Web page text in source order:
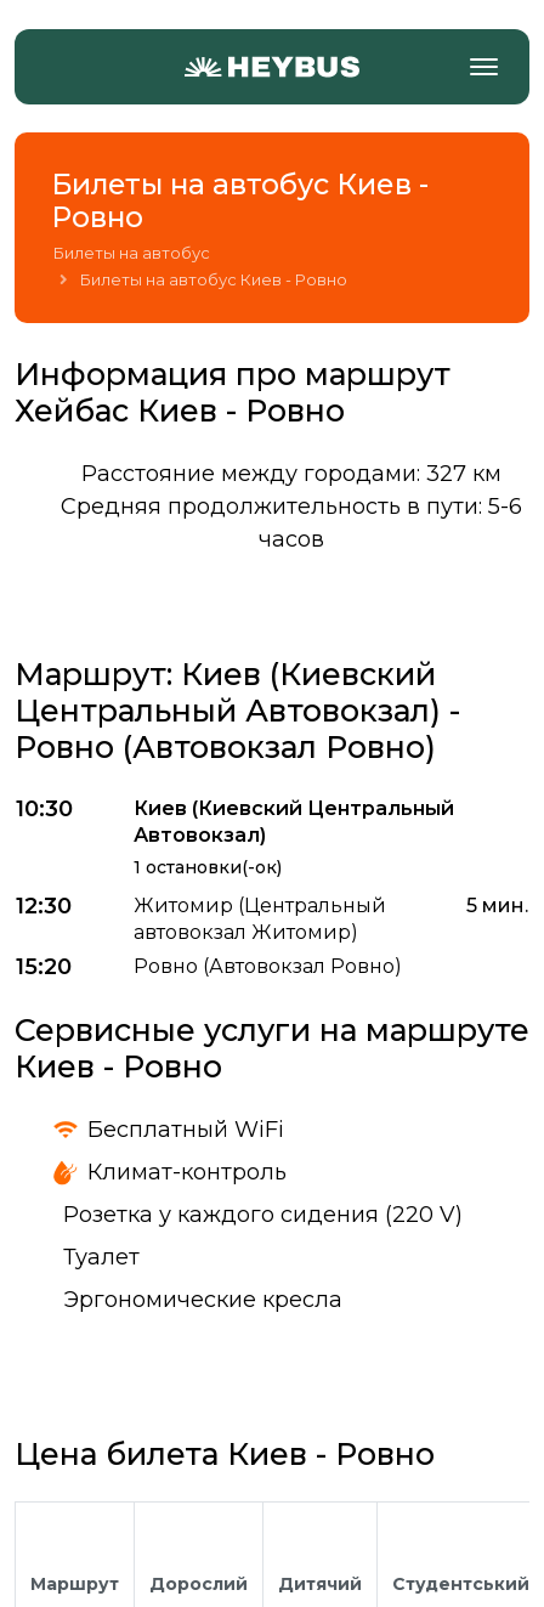
Билеты на автобус Киев -
Ровно
Билеты на автобус
Билеты на автобус Киев - Ровно
Информация про маршрут
Хейбас Киев - Ровно
Расстояние между городами: 327 км
Средняя продолжительность в пути: 5-6
часов
Маршрут: Киев (Киевский
Центральный Автовокзал) -
Ровно (Автовокзал Ровно)
10:30
Киев (Киевский Центральный
Автовокзал)
1 остановки(-ок)
12:30
Житомир (Центральный
автовокзал Житомир)
5 мин.
15:20 Ровно (Автовокзал Ровно)
Сервисные услуги на маршруте
Киев - Ровно
Бесплатный WiFi
Климат-контроль
Розетка у каждого сидения (220 V)
Туалет
Эргономические кресла
Цена билета Киев - Ровно
Маршрут Дорослий Дитячий Студентський